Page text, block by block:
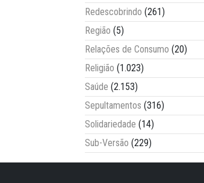
Redescobrindo (261)
Região (5)
Relações de Consumo (20)
Religião (1.023)
Saúde (2.153)
Sepultamentos (316)
Solidariedade (14)
Sub-Versão (229)